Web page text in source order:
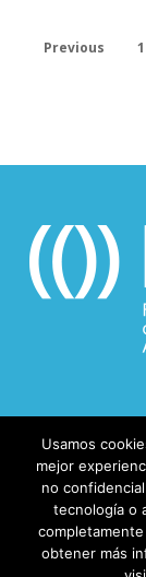
Previous 1
© 2026 FIAPAM.
Usamos
mejor
no
tecnología o
obtener más